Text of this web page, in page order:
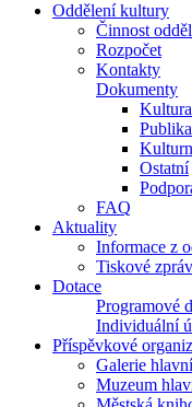
Oddělení kultury
Činnost
Rozpočet
Kontakty
Dokumenty
Ostatní
FAQ
Aktuality
Informace z
Tiskové
Dotace
Programové
Individuální
Příspěvkové
Galerie
Muzeum